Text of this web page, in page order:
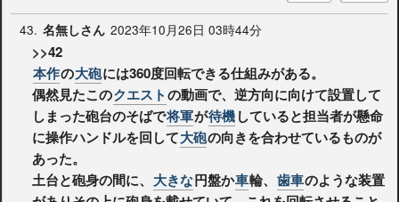
43. 名無しさん 2023年10月26日 03時44分
>>42
本作の大砲には360度回転できる仕組みがある。
偶然見たこのクエストの動画で、逆方向に向けて設置して
しまった砲台のそばで将軍が待機していると担当者が懸命
に操作ハンドルを回して大砲の向きを合わせているものが
あった。
土台と砲身の間に、 大きな円盤か車輪、 歯車のような装置